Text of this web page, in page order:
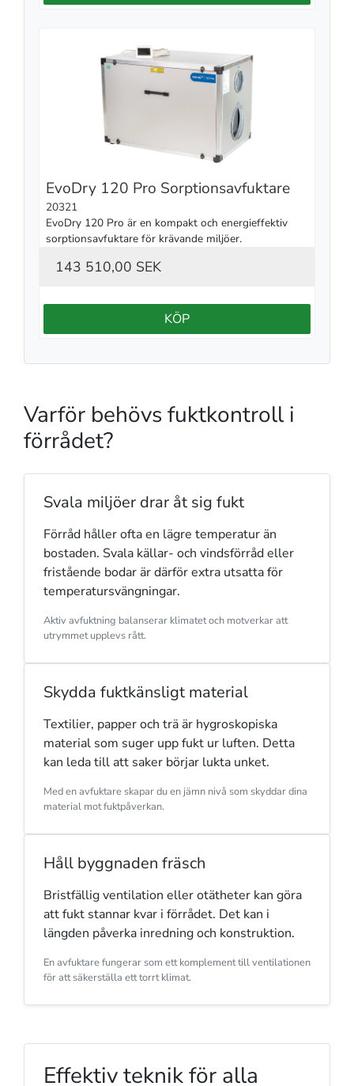
EvoDry 120 Pro Sorptionsavfuktare
20321
EvoDry 120 Pro är en kompakt och energieffektiv
sorptionsavfuktare för krävande miljöer.
143 510,00 SEK
KÖP
Varför behövs fuktkontroll i
förrådet?
Svala miljöer drar åt sig fukt
Förråd håller ofta en lägre temperatur än
bostaden. Svala källar- och vindsförråd eller
fristående bodar är därför extra utsatta för
temperatursvängningar.
Aktiv avfuktning balanserar klimatet och motverkar att
utrymmet upplevs rått.
Skydda fuktkänsligt material
Textilier, papper och trä är hygroskopiska
material som suger upp fukt ur luften. Detta
kan leda till att saker börjar lukta unket.
Med en avfuktare skapar du en jämn nivå som skyddar dina
material mot fuktpåverkan.
Håll byggnaden fräsch
Bristfällig ventilation eller otätheter kan göra
att fukt stannar kvar i förrådet. Det kan i
längden påverka inredning och konstruktion.
En avfuktare fungerar som ett komplement till ventilationen
för att säkerställa ett torrt klimat.
Effektiv teknik för alla